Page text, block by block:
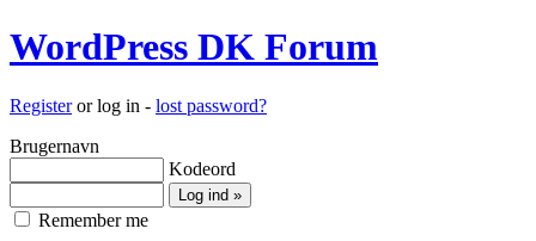
WordPress DK Forum
Registeror log in - lost password?
Brugernavn
Kodeord
Remember me